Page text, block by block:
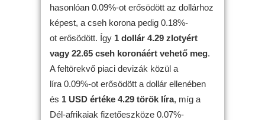
hasonlóan 0.09%-ot erősödött az dollárhoz
képest, a cseh korona pedig 0.18%-
ot erősödött. Így 1 dollár 4.29 zlotyért
vagy 22.65 cseh koronáért vehető meg.
A feltörekvő piaci devizák közül a
líra 0.09%-ot erősödött a dollár ellenében
és 1 USD értéke 4.29 török líra, míg a
Dél-afrikaiak fizetőeszköze 0.07%-